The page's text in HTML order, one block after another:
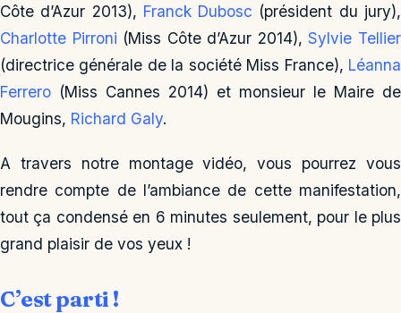
Côte d’Azur 2013), Franck Dubosc (président du jury),
Charlotte Pirroni (Miss Côte d’Azur 2014),Sylvie Tellier
(directrice générale de la société Miss France), Léanna
Ferrero (Miss Cannes 2014) et monsieur le Maire de
Mougins, Richard Galy.
A travers notre montage vidéo, vous pourrez vous
rendre compte de l’ambiance de cette manifestation,
tout ça condensé en 6 minutes seulement, pour le plus
grand plaisir de vos yeux !
C’est parti !